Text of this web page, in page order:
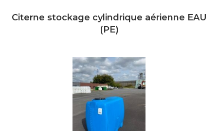
Citerne stockage cylindrique aérienne EAU
(PE)